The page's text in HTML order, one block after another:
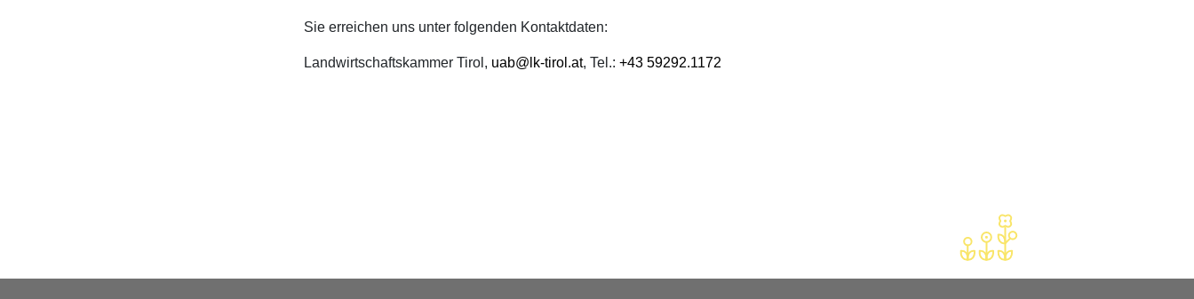
Sie erreichen uns unter folgenden Kontaktdaten:
Landwirtschaftskammer Tirol, uab@lk-tirol.at, Tel.: +43 59292.1172